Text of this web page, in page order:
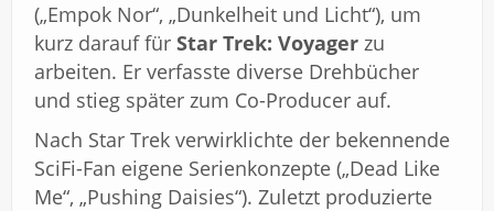
(„Empok Nor“, „Dunkelheit und Licht“), um
kurz darauf für Star Trek: Voyager zu
arbeiten. Er verfasste diverse Drehbücher
und stieg später zum Co-Producer auf.
Nach Star Trek verwirklichte der bekennende
SciFi-Fan eigene Serienkonzepte („Dead Like
Me“, „Pushing Daisies“). Zuletzt produzierte